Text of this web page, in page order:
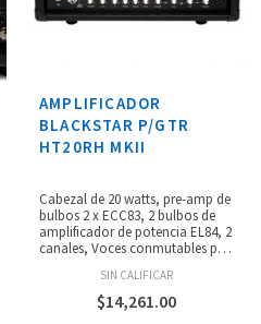
AMPLIFICADOR
BLACKSTAR P/GTR
HT20RH MKII
Cabezal de 20 watts, pre-amp de
bulbos 2 x ECC83, 2 bulbos de
amplificador de potencia EL84, 2
canales, Voces conmutables por
reducción de potencia a 2 watts,
Salida de audio USB, salida XLR
D.I., reverb de calidad de estudio,
SIN CALIFICAR
$14,261.00